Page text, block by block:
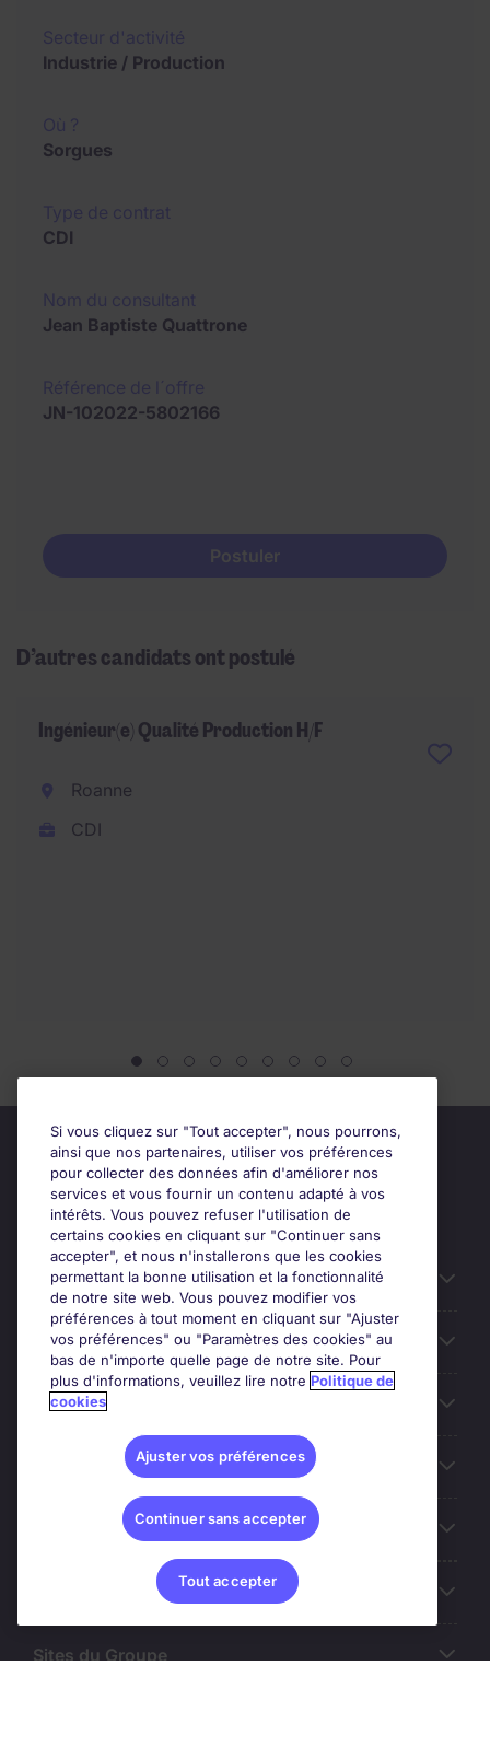
Industrie / Production
Sorgues
CDI
Jean Baptiste Quattrone
JN-102022-5802166
Postuler
D’autres candidats ont postulé
Ingénieur(e) Qualité Production H/F
Roanne
CDI
Candidats
Entreprises
Contact
Les avis Google
Nos offres d'emploi
Sites du Groupe
Si vous cliquez sur "Tout accepter", nous pourrons,
ainsi que nos partenaires, utiliser vos préférences
pour collecter des données afin d'améliorer nos
services et vous fournir un contenu adapté à vos
intérêts. Vous pouvez refuser l'utilisation de
certains cookies en cliquant sur "Continuer sans
accepter", et nous n'installerons que les cookies
permettant la bonne utilisation et la fonctionnalité
de notre site web. Vous pouvez modifier vos
préférences à tout moment en cliquant sur "Ajuster
vos préférences" ou "Paramètres des cookies" au
bas de n'importe quelle page de notre site. Pour
plus d'informations, veuillez lire notre Politique de
cookies
Ajuster vos préférences
Continuer sans accepter
Tout accepter